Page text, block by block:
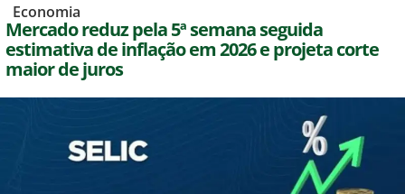
Economia
Mercado reduz pela 5ª semana seguida
estimativa de inflação em 2026 e projeta corte
maior de juros